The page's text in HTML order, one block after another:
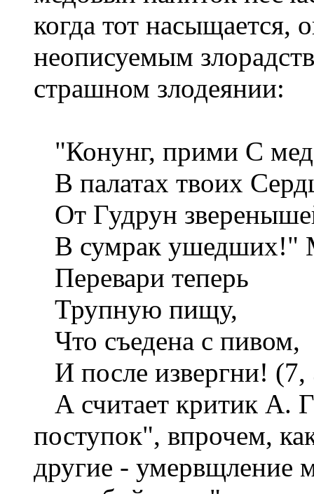
когда тот насыщается,
неописуемым
страшном злодеянии:
"Конунг, прими С
В палатах твоих
От Гудрун
В сумрак ушедших!"
Перевари теперь
Трупную пищу,
Что съедена с пивом,
И после извергни! (7,
А считает критик А.
поступок", впрочем,
другие - умервщление